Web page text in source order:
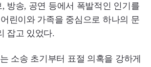
방송, 공연 등에서 폭발적인 인기를
린이와 가족을 중심으로 하나의 문
잡고 있었다.
소송 초기부터 표절 의혹을 강하게